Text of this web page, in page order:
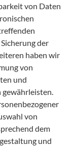
von Daten
der
haben wir
von
und
von
dem
und